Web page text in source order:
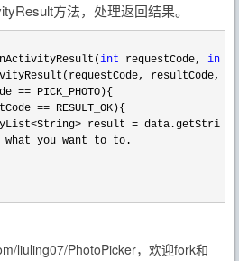
方法，处理返回结果。
int requestCode, int
==
==
result =
liuling07/PhotoPicker，欢迎fork和